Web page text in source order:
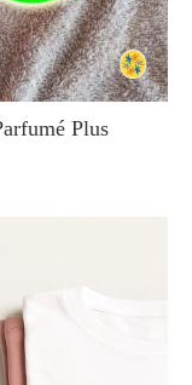
Plus